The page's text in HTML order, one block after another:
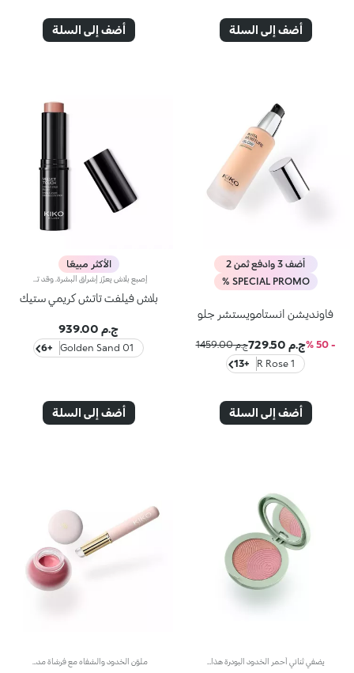
أضف إلى السلة أضف إلى السلة
أضف 3 وادفع ثمن 2
SPECIAL PROMO %
فاونديشن انستامويستشر جلو
- 50 % ج.م 729.50
ج.م 1459.00
1 R Rose
+13
أضف إلى السلة
الأكثر مبيعًا
بلاش فيلفت تاتش كريمي ستيك
ج.م 939.00
01 Golden Sand
+6
أضف إلى السلة